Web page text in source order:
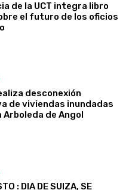
de la UCT integra libro
el futuro de los oficios
desconexión
de viviendas inundadas
Arboleda de Angol
: DIA DE SUIZA, SE